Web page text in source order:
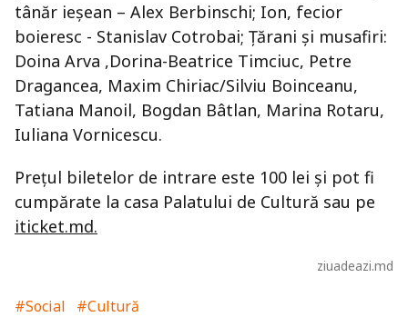
tânăr ieşean – Alex Berbinschi; Ion, fecior
boieresc - Stanislav Cotrobai; Ţărani şi musafiri:
Doina Arva ,Dorina-Beatrice Timciuc, Petre
Dragancea, Maxim Chiriac/Silviu Boinceanu,
Tatiana Manoil, Bogdan Bâtlan, Marina Rotaru,
Iuliana Vornicescu.
Prețul biletelor de intrare este 100 lei și pot fi
cumpărate la casa Palatului de Cultură sau pe
iticket.md.
ziuadeazi.md
#Social
#Cultură